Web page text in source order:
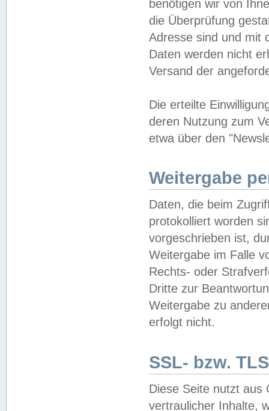
benötigen wir von
die Überprüfung
Adresse sind und mit
Daten werden nicht
Versand der
Die erteilte
deren Nutzung zum
etwa über den
Weitergabe
Daten, die beim
protokolliert worden
vorgeschrieben ist,
Weitergabe im Falle
Rechts- oder
Dritte zur
Weitergabe zu
erfolgt nicht.
SSL- bzw.
Diese Seite nutzt aus
vertraulicher Inhalte,